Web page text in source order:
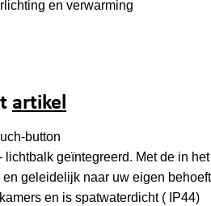
en verwarming
artikel
button
geïntegreerd. Met de in
en geleidelijk naar uw eigen
en is spatwaterdicht ( IP44)